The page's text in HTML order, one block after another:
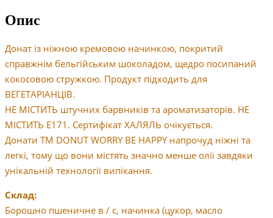
Опис
Донат із ніжною кремовою начинкою, покритий
справжнім бельгійським шоколадом, щедро посипаний
кокосовою стружкою. Продукт підходить для
ВЕГЕТАРІАНЦІВ.
НЕ МІСТИТЬ штучних барвників та ароматизаторів. НЕ
МІСТИТЬ Е171. Сертифікат ХАЛЯЛЬ очікується.
Донати ТМ DONUT WORRY BE HAPPY напрочуд ніжні та
легкі, тому що вони містять значно менше олії завдяки
унікальній технології випікання.
Склад:
Борошно пшеничне в / с, начинка (цукор, масло